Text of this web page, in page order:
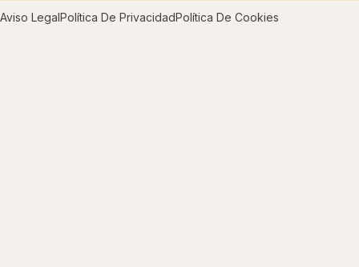
Aviso LegalPolítica De PrivacidadPolítica De Cookies